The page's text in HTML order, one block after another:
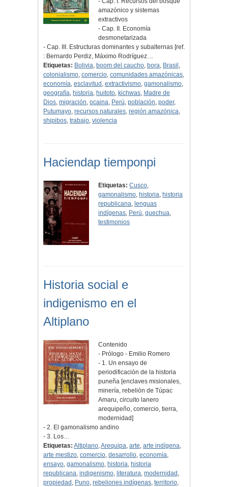
amazónico y sistemas
extractivos
- Cap. II. Economía
desmonetarizada
- Cap. III. Estructuras dominantes y subalternas [ref.
: Bernardo Perdiz, Máximo Rodríguez…
Etiquetas: Bolivia, boom del caucho, bora, Brasil ,
colonialismo, comercio, comunidades amazónicas,
economía, esclavitud , extractivismo, gamonalismo,
geografía, historia, huitoto, kichwas, Madre de
Dios, migración, ocaina, Perú, población, poder,
Putumayo, recursos naturales, región amazónica,
shipibos, trabajo, violencia
Haciendap tiemponpi
Etiquetas: Cusco,
gamonalismo, historia, historia
republicana, lenguas
indígenas, Perú,quechua,
testimonios
Historia social e
indigenismo en el
Altiplano
Contenido
- Prólogo - Emilio Romero
- 1. Un ensayo de
periodificación de la historia
puneña [enclaves misionales,
minería, rebelión de Túpac
Amaru, circuito lanero
arequipeño, comercio, tierra,
modernidad]
- 2. El gamonalismo andino
- 3. Los…
Etiquetas: Altiplano,Arequipa, arte, arte indígena,
arte mestizo, comercio, desarrollo, economía,
ensayo, gamonalismo, historia, historia
republicana, indigenismo, literatura, modernidad ,
propiedad , Puno, rebeliones indígenas, territorio,